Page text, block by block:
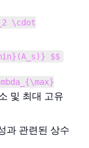
\cdot
$$
및 최대 고유
과 관련된 상수